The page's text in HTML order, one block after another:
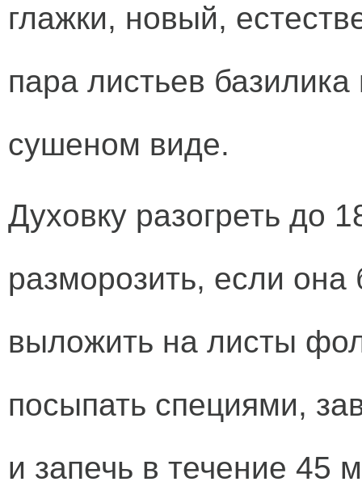
глажки, новый,
пара листьев
сушеном виде.
Духовку разогреть до
разморозить, если
выложить на листы
посыпать специями,
и запечь в течение 45